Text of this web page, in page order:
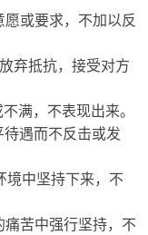
或要求，不加以反
弃抵抗，接受对方
满，不表现出来。
遇而不反击或发
境中坚持下来，不
苦中强行坚持，不